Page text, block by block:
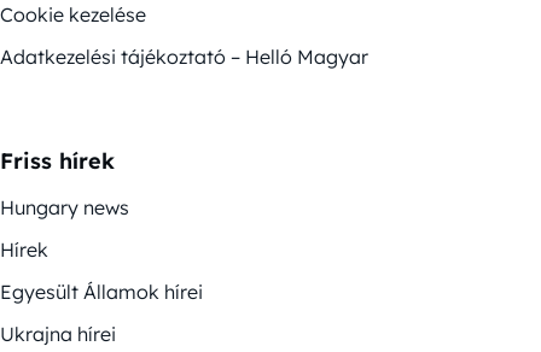
Cookie kezelése
Adatkezelési tájékoztató – Helló Magyar
Friss hírek
Hungary news
Hírek
Egyesült Államok hírei
Ukrajna hírei